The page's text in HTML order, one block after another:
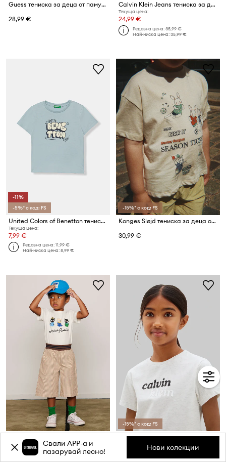
Guess тениска за деца от памук с еластан
28,99 €
Calvin Klein Jeans тениска за деца от памук 2 броя
Текуща цена:
24,99 €
Редовна цена:35,99 €
Най-ниска цена:35,99 €
-11%
-5%* с код: FS
United Colors of Benetton тениска за деца с памук
Текуща цена:
7,99 €
Редовна цена:11,99 €
Най-ниска цена:8,99 €
-15%* с код: FS
Konges Sløjd тениска за деца от памук FAMO TEE GOTS
30,99 €
37,99 €
-15%* с код: FS
Calvin Klein Jeans тениска за деца от памук
Свали APP-a и
пазарувай лесно!
Нови колекции